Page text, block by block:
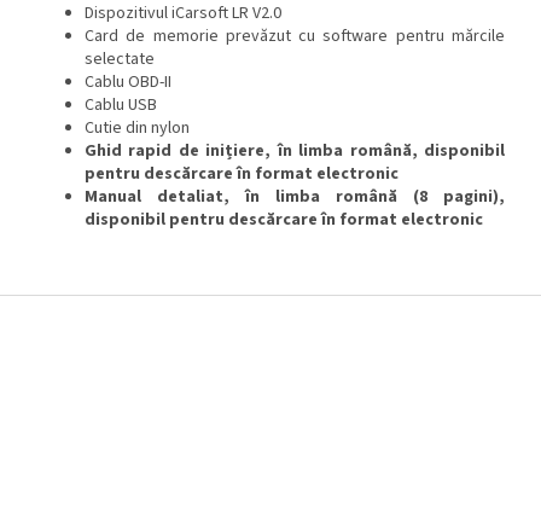
Dispozitivul iCarsoft LR V2.0
Card de memorie prevăzut cu software pentru mărcile
selectate
Cablu OBD-II
Cablu USB
Cutie din nylon
Ghid rapid de inițiere, în limba română, disponibil
pentru descărcare în format electronic
Manual detaliat, în limba română (8 pagini),
disponibil pentru descărcareîn format electronic